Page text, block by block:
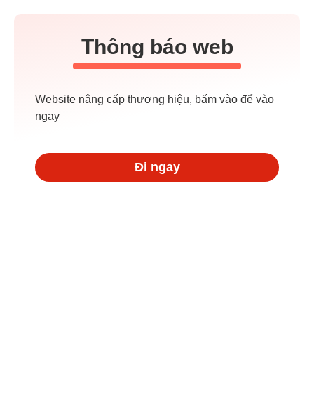
Thông báo web
Website nâng cấp thương hiệu, bấm vào để vào
ngay
Đi ngay